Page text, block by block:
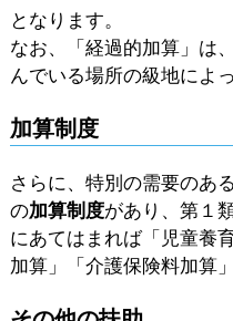
となります。
なお、「経過的加算」は
んでいる場所の級地によ
加算制度
さらに、特別の需要のあ
の加算制度があり、第１
にあてはまれば「児童養
加算」「介護保険料加算